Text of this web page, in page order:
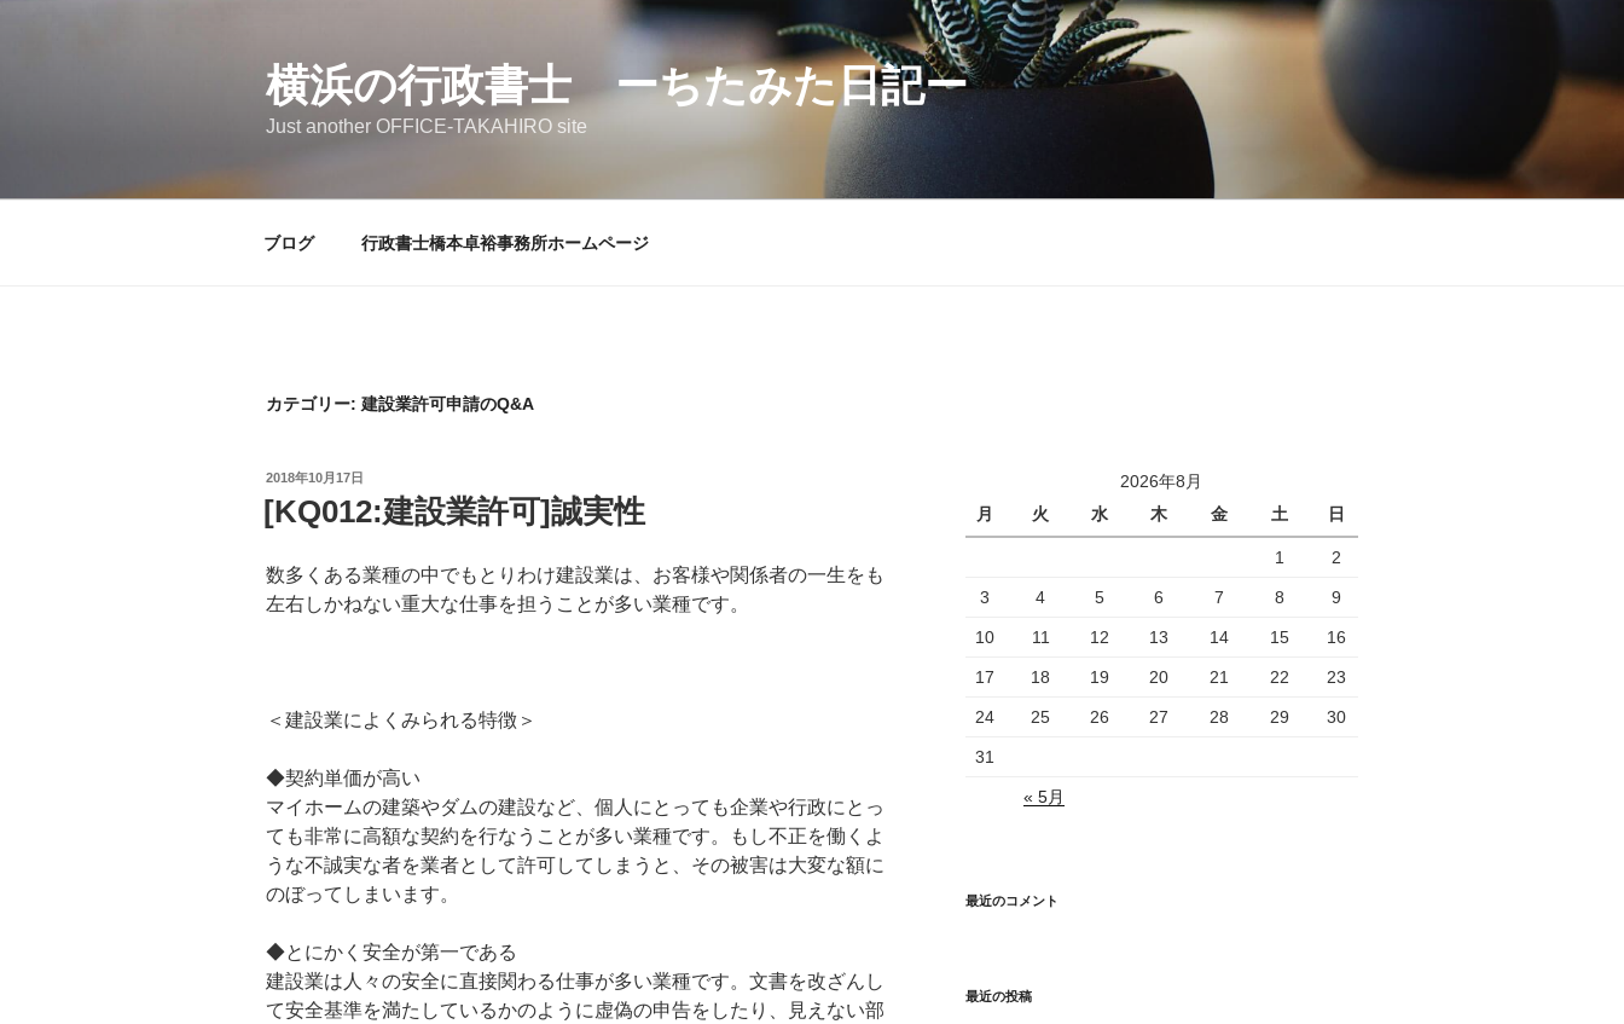
横浜の行政書士 ーちたみた日記ー
Just another OFFICE-TAKAHIRO site
ブログ 行政書士橋本卓裕事務所ホームページ
カテゴリー: 建設業許可申請のQ&A
投
稿
日:
2018年10月17日
[KQ012:建設業許可]誠実性
数多くある業種の中でもとりわけ建設業は、お客様や関係者の一生をも
左右しかねない重大な仕事を担うことが多い業種です。
＜建設業によくみられる特徴＞
◆契約単価が高い
マイホームの建築やダムの建設など、個人にとっても企業や行政にとっ
ても非常に高額な契約を行なうことが多い業種です。もし不正を働くよ
うな不誠実な者を業者として許可してしまうと、その被害は大変な額に
のぼってしまいます。
◆とにかく安全が第一である
建設業は人々の安全に直接関わる仕事が多い業種です。文書を改ざんし
て安全基準を満たしているかのように虚偽の申告をしたり、見えない部
2026年8月
月
火 水 木 金 土 日
1 2
3 4 5 6 7 8 9
10 11 12 13 14 15 16
17 18 19 20 21 22 23
24 25 26 27 28 29 30
31
« 5月
最近のコメント
最近の投稿